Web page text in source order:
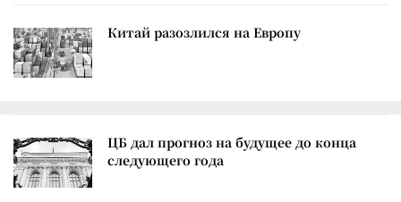
Китай разозлился на Европу
ЦБ дал прогноз на будущее до конца
следующего года